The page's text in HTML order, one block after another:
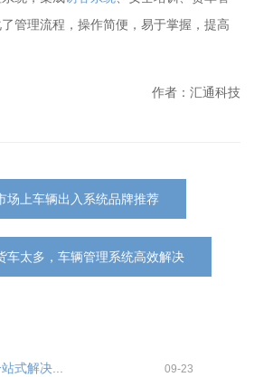
管理流程，操作简便，易于掌握，提高
作者：汇通科技
场上车辆出入系统品牌推荐
太多，车辆管理系统高效解决
式解决... 09-23